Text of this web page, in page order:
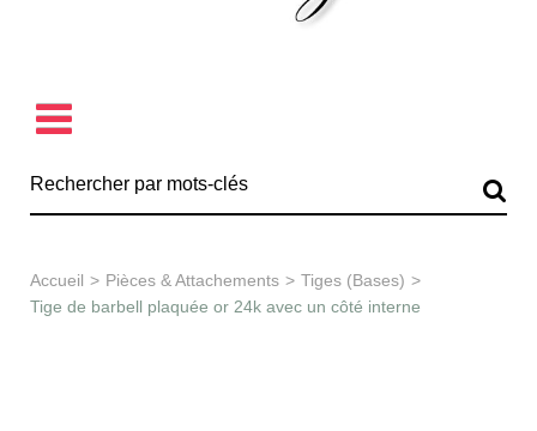
Découvrir la collection
Accueil > Pièces & Attachements > Tiges (Bases) >
Tige de barbell plaquée or 24k avec un côté interne